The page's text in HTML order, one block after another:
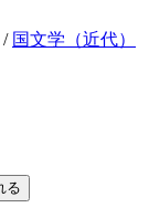
/ 国文学（近代）